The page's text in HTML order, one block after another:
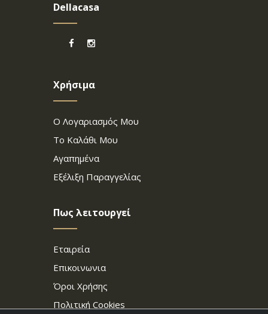
Dellacasa
Χρήσιμα
Ο Λογαριασμός Μου
Το Καλάθι Μου
Αγαπημένα
Εξέλιξη Παραγγελίας
Πως λειτουργεί
Εταιρεία
Επικοινωνια
Όροι Χρήσης
Πολιτική Cookies